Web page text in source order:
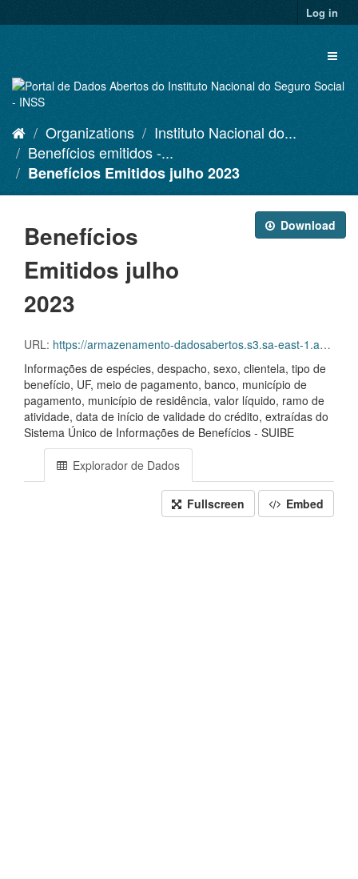
to
Log in
Organizations
Instituto Nacional do...
Benefícios emitidos -...
Benefícios Emitidos julho 2023
Download
Benefícios
Emitidos julho
2023
URL: https://armazenamento-dadosabertos.s3.sa-east-1.amazonaws.com/PDA_2023_2025/Grupos_de_dados/Benef%C3%ADcios+emitidos/D.SDA.PDA.003.EMI.202307.CSV.ZIP
Informações de espécies, despacho, sexo, clientela, tipo de
benefício, UF, meio de pagamento, banco, município de
pagamento, município de residência, valor líquido, ramo de
atividade, data de início de validade do crédito, extraídas do
Sistema Único de Informações de Benefícios - SUIBE
Explorador de Dados
Fullscreen Embed